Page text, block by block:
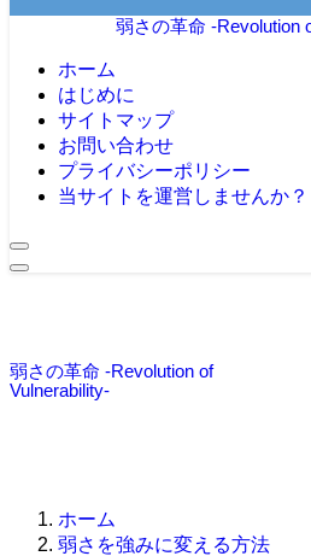
弱さの革命 -Revolution
ホーム
はじめに
サイトマップ
お問い合わせ
プライバシーポリシー
当サイトを運営しませんか？
弱さの革命 -Revolution of
Vulnerability-
ホーム
弱さを強みに変える方法